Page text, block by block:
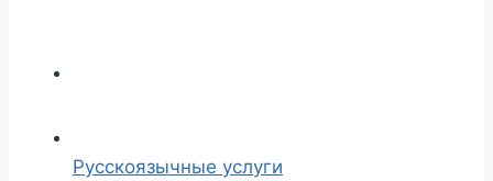
Русскоязычные услуги